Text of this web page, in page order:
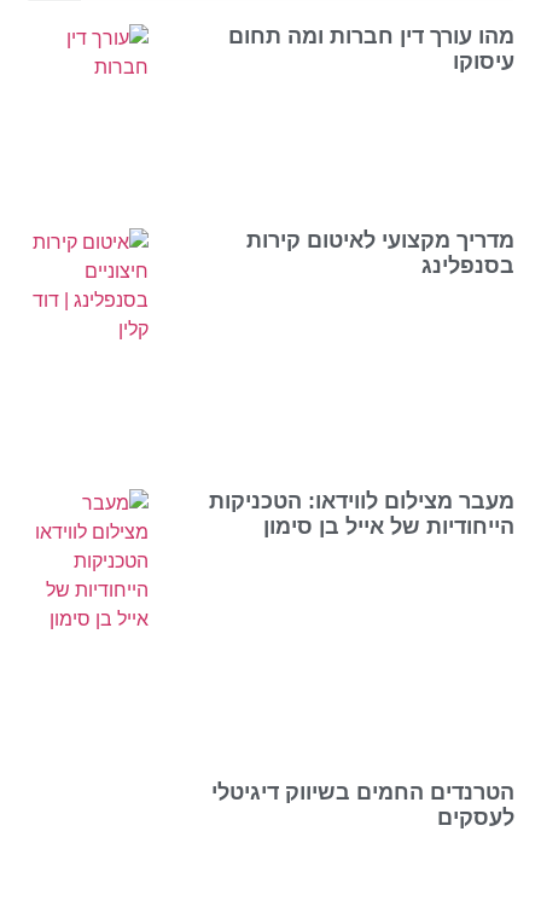
מהו עורך דין חברות ומה תחום
עיסוקו
מדריך מקצועי לאיטום קירות
בסנפלינג
מעבר מצילום לווידאו: הטכניקות
הייחודיות של אייל בן סימון
הטרנדים החמים בשיווק דיגיטלי
לעסקים